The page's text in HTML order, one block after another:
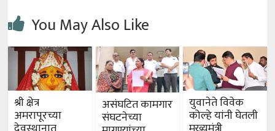
You May Also Like
श्री क्षेत्र
अमरापूरच्या
असंघटित कामगार
संघटनेच्या
युवानेते विवेक
कोल्हे यांनी घेतली